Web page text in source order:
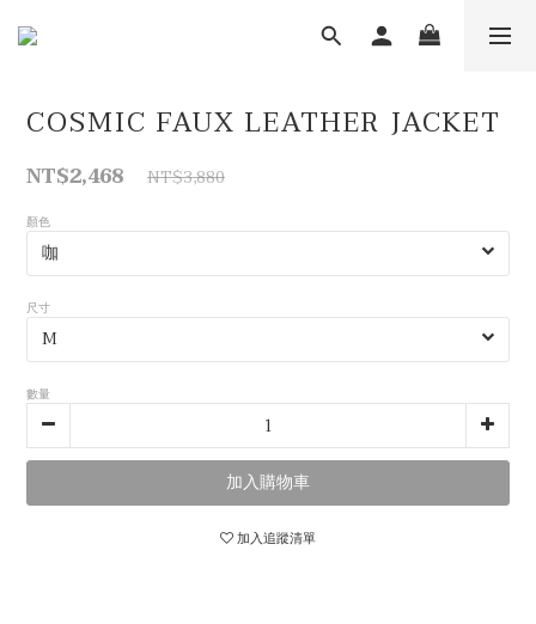
COSMIC FAUX LEATHER JACKET
NT$2,468 NT$3,880
顏色
尺寸
數量
加入購物車
加入追蹤清單